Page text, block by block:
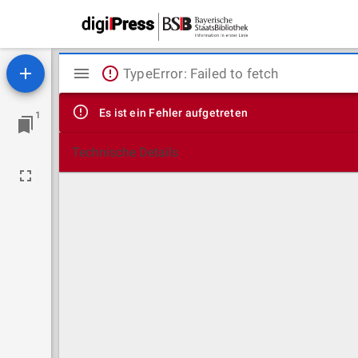
1
Mirador
Viewer
TypeError: Failed to fetch
Es ist ein Fehler aufgetreten
Technische Details